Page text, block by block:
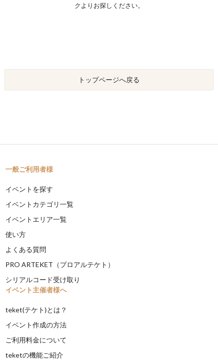
クよりお探しください。
トップページへ戻る
一般ご利用者様
イベントを探す
イベントカテゴリ一覧
イベントエリア一覧
使い方
よくある質問
PRO ARTEKET（プロアルテケト）
シリアルコード受け取り
イベント主催者様へ
teket(テケト)とは？
イベント作成の方法
ご利用料金について
teketの機能ご紹介